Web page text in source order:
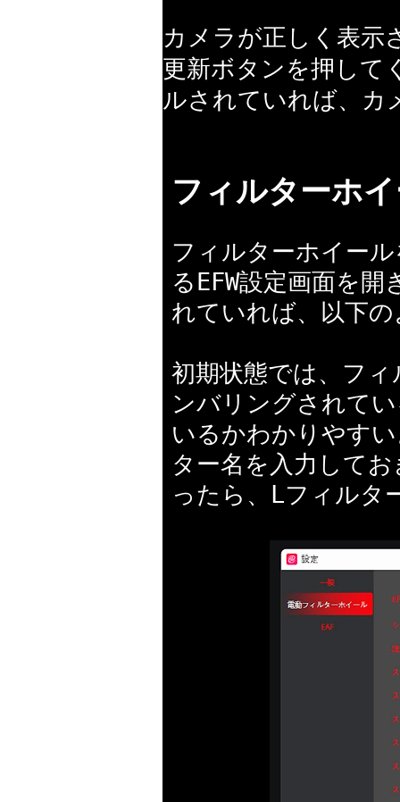
カメラが正しく表示
更新ボタンを押して
ルされていれば、カ
フィルターホ
フィルターホイー
るEFW設定画面を
れていれば、以下
初期状態では、フ
ンバリングされて
いるかわかりやす
ター名を入力して
ったら、Lフィルタ